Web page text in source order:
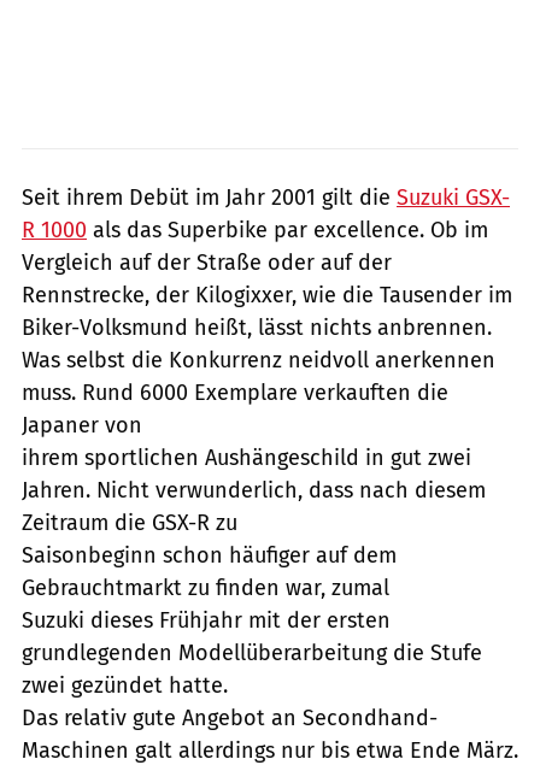
Seit ihrem Debüt im Jahr 2001 gilt die Suzuki GSX-
R 1000 als das Superbike par excellence. Ob im
Vergleich auf der Straße oder auf der
Rennstrecke, der Kilogixxer, wie die Tausender im
Biker-Volksmund heißt, lässt nichts anbrennen.
Was selbst die Konkurrenz neidvoll anerkennen
muss. Rund 6000 Exemplare verkauften die
Japaner von
ihrem sportlichen Aushängeschild in gut zwei
Jahren. Nicht verwunderlich, dass nach diesem
Zeitraum die GSX-R zu
Saisonbeginn schon häufiger auf dem
Gebrauchtmarkt zu finden war, zumal
Suzuki dieses Frühjahr mit der ersten
grundlegenden Modellüberarbeitung die Stufe
zwei gezündet hatte.
Das relativ gute Angebot an Secondhand-
Maschinen galt allerdings nur bis etwa Ende März.